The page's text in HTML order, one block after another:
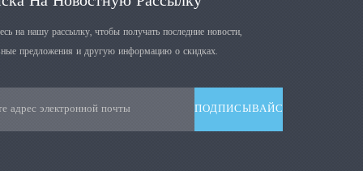
на нашу рассылку, чтобы получать последние новости,
предложения и другую информацию о скидках.